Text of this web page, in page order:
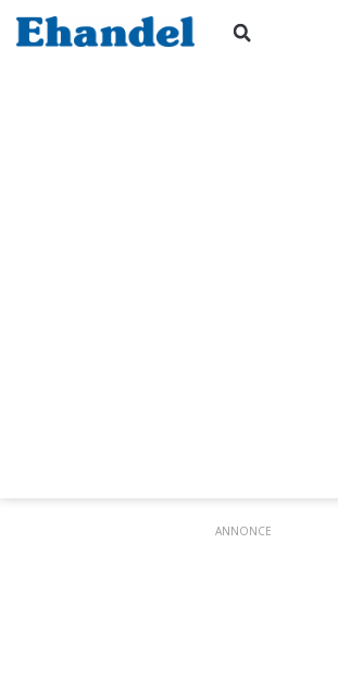
ANNONCE